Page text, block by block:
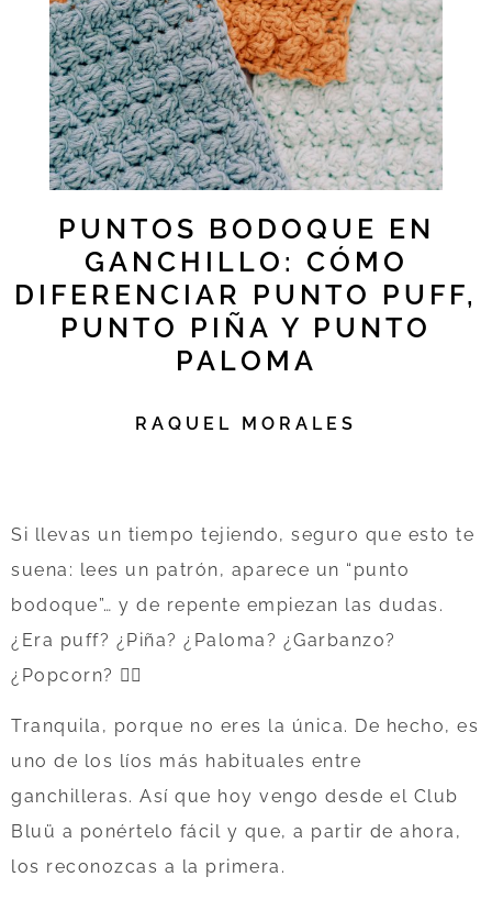
PUNTOS BODOQUE EN
GANCHILLO: CÓMO
DIFERENCIAR PUNTO PUFF,
PUNTO PIÑA Y PUNTO
PALOMA
RAQUEL MORALES
Si llevas un tiempo tejiendo, seguro que esto te
suena: lees un patrón, aparece un “punto
bodoque”… y de repente empiezan las dudas.
¿Era puff? ¿Piña? ¿Paloma? ¿Garbanzo?
¿Popcorn? 😵‍💫
Tranquila, porque no eres la única. De hecho, es
uno de los líos más habituales entre
ganchilleras. Así que hoy vengo desde el Club
Bluü a ponértelo fácil y que, a partir de ahora,
los reconozcas a la primera.